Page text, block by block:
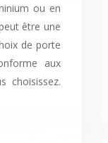
ou en
être une
de porte
aux
choisissez.